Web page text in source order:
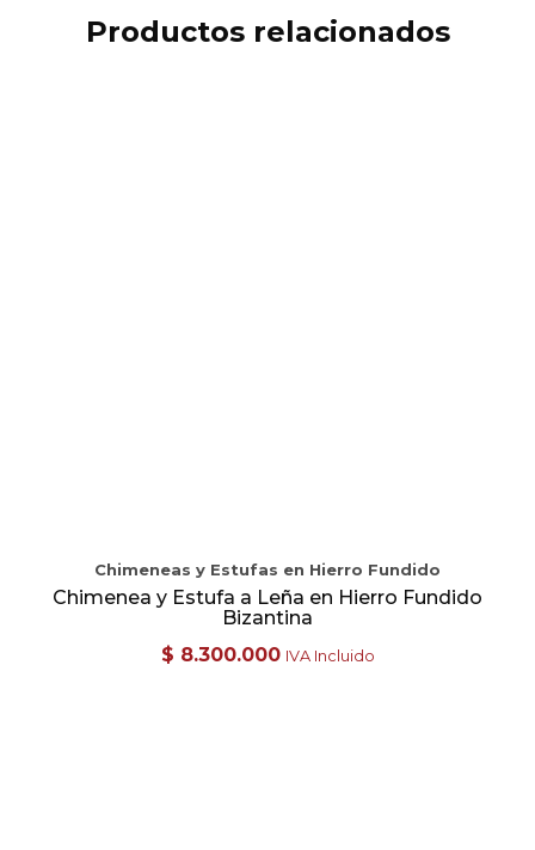
Productos relacionados
Chimeneas y Estufas en Hierro Fundido
Chimenea y Estufa a Leña en Hierro Fundido
Bizantina
$ 8.300.000 IVA Incluido